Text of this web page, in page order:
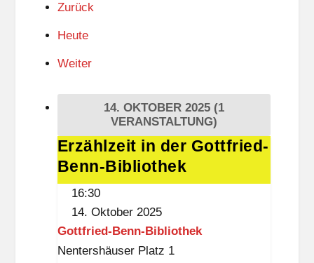
Zurück
Heute
Weiter
14. OKTOBER 2025 (1
VERANSTALTUNG)
Erzählzeit
in
der
Benn-
Bibliothek
Erzählzeit in der Gottfried-
Benn-Bibliothek
16:30
14. Oktober 2025
Gottfried-Benn-Bibliothek
Nentershäuser Platz 1